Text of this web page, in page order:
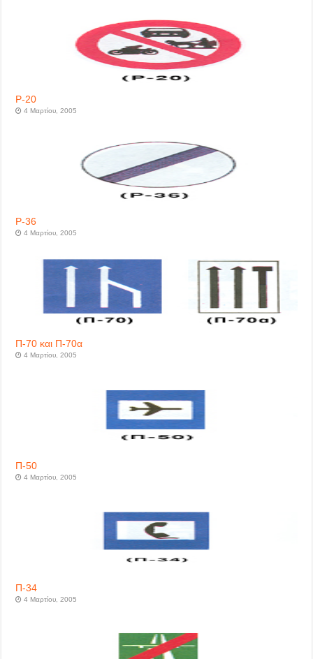
P-20
4 Μαρτίου, 2005
P-36
4 Μαρτίου, 2005
Π-70 και Π-70α
4 Μαρτίου, 2005
Π-50
4 Μαρτίου, 2005
Π-34
4 Μαρτίου, 2005